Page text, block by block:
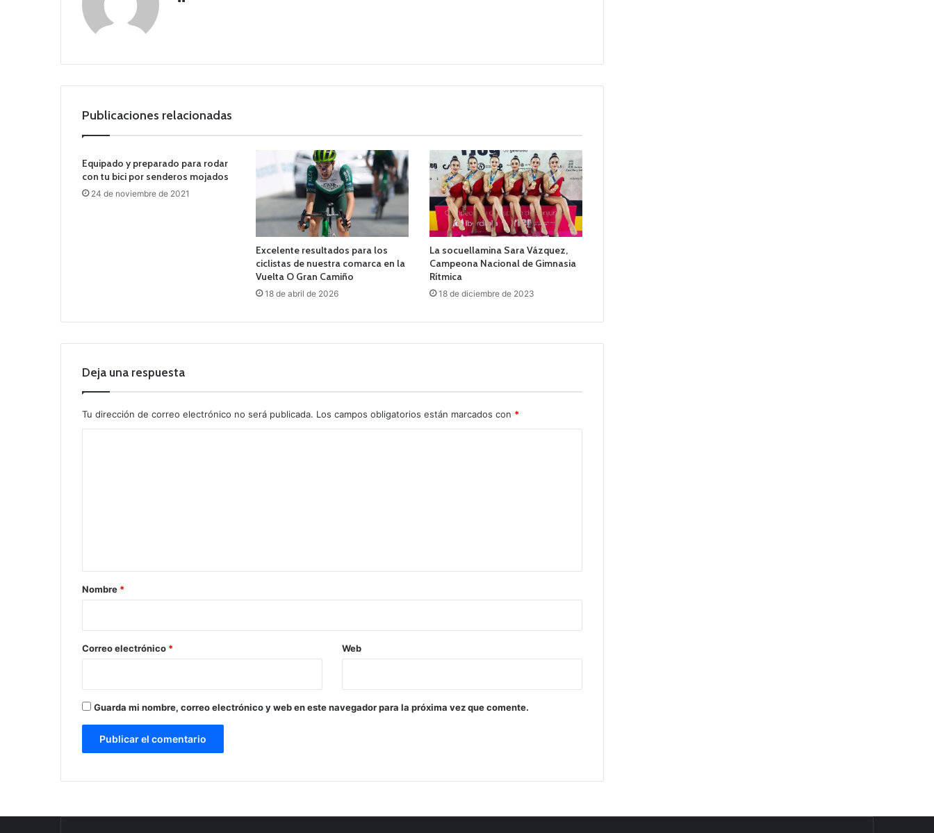
Publicaciones relacionadas
Equipado y preparado para rodar
con tu bici por senderos mojados
24 de noviembre de 2021
Excelente resultados para los
ciclistas de nuestra comarca en la
Vuelta O Gran Camiño
18 de abril de 2026
La socuellamina Sara Vázquez,
Campeona Nacional de Gimnasia
Rítmica
18 de diciembre de 2023
Deja una respuesta
Tu dirección de correo electrónico no será publicada. Los campos obligatorios están marcados con *
r
*
Nombre *
Correo electrónico * Web
Guarda mi nombre, correo electrónico y web en este navegador para la próxima vez que comente.